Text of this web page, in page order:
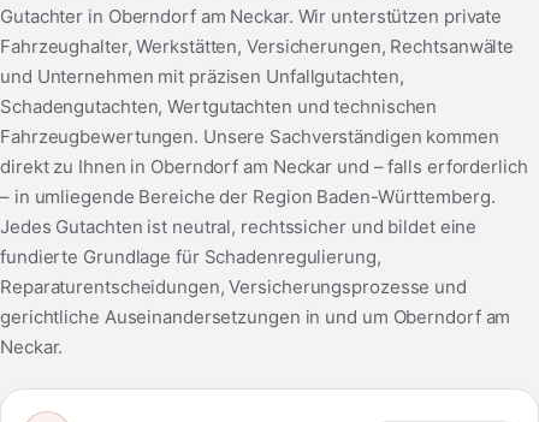
Gutachter in Oberndorf am Neckar. Wir unterstützen private
Fahrzeughalter, Werkstätten, Versicherungen, Rechtsanwälte
und Unternehmen mit präzisen Unfallgutachten,
Schadengutachten, Wertgutachten und technischen
Fahrzeugbewertungen. Unsere Sachverständigen kommen
direkt zu Ihnen in Oberndorf am Neckar und – falls erforderlich
– in umliegende Bereiche der Region Baden-Württemberg.
Jedes Gutachten ist neutral, rechtssicher und bildet eine
fundierte Grundlage für Schadenregulierung,
Reparaturentscheidungen, Versicherungsprozesse und
gerichtliche Auseinandersetzungen in und um Oberndorf am
Neckar.